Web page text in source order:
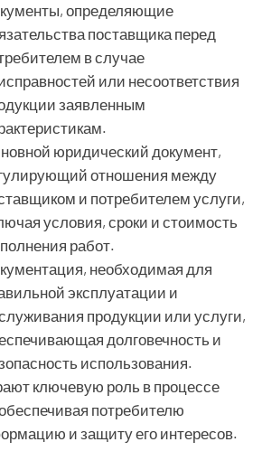
определяющие
поставщика перед
в случае
или несоответствия
заявленным
юридический документ,
отношения между
и потребителем услуги,
условия, сроки и стоимость
работ.
необходимая для
эксплуатации и
продукции или услуги,
долговечность и
использования.
ключевую роль в процессе
потребителю
и защиту его интересов.